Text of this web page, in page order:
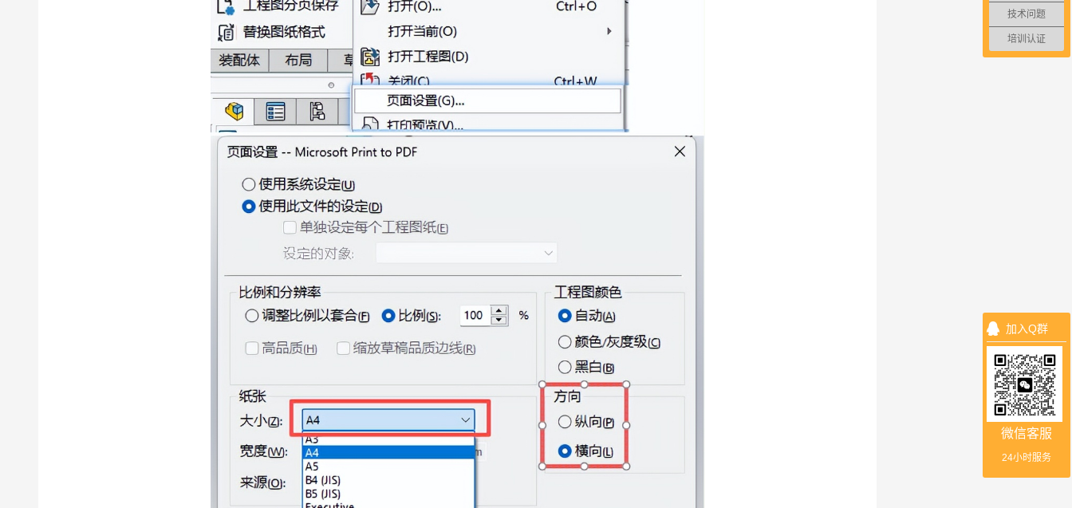
加入Q群
微信客服
24小时服务
技术问题
培训认证